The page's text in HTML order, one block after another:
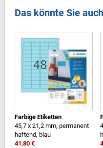
Das könnte Sie
Farbige Etiketten
45,7 x 21,2 mm, permanent
haftend, blau
41,80 €